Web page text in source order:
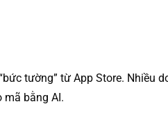
tường” từ App Store. Nhiều
mã bằng AI.